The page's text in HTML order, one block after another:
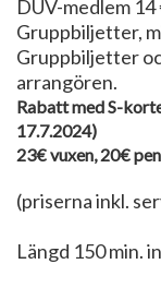
DUV-medlem 14
Gruppbiljetter,
Gruppbiljetter
arrangören.
Rabatt med S-
17.7.2024)
23€ vuxen, 20€
(priserna inkl.
Längd 150 min.